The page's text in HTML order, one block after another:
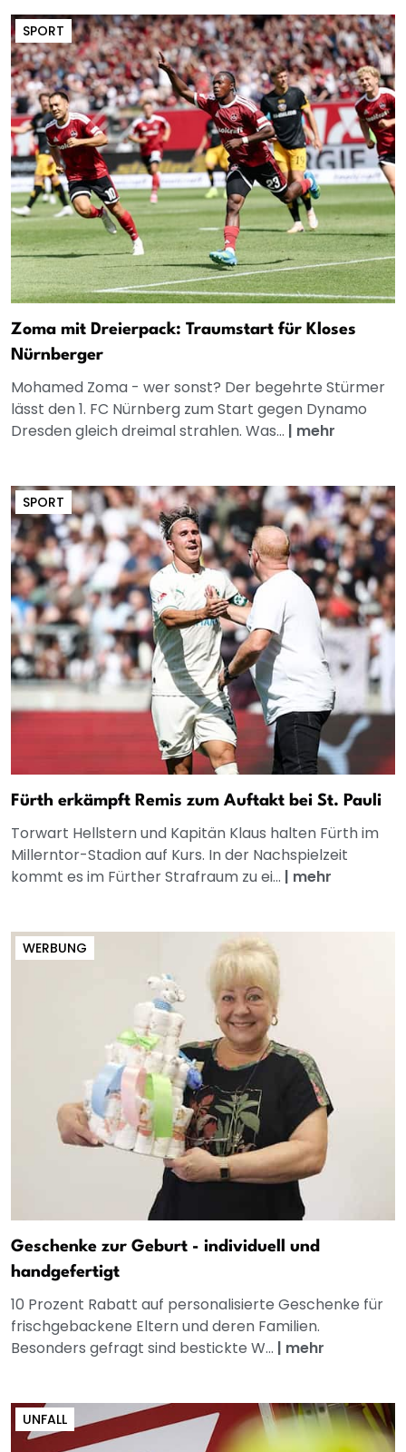
SPORT
Zoma mit Dreierpack: Traumstart für Kloses
Nürnberger
Mohamed Zoma - wer sonst? Der begehrte Stürmer
lässt den 1. FC Nürnberg zum Start gegen Dynamo
Dresden gleich dreimal strahlen. Was... | mehr
SPORT
Fürth erkämpft Remis zum Auftakt bei St. Pauli
Torwart Hellstern und Kapitän Klaus halten Fürth im
Millerntor-Stadion auf Kurs. In der Nachspielzeit
kommt es im Fürther Strafraum zu ei... | mehr
WERBUNG
Geschenke zur Geburt - individuell und
handgefertigt
10 Prozent Rabatt auf personalisierte Geschenke für
frischgebackene Eltern und deren Familien.
Besonders gefragt sind bestickte W... | mehr
UNFALL